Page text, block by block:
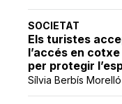
SOCIETAT
Els turistes
l’accés en
per protegir
Sílvia Berbís Morelló